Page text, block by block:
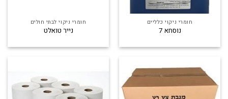
חומרי ניקוי כלליים
נוסחא 7
חומרי ניקוי לבתי חולים
נייר טואלט